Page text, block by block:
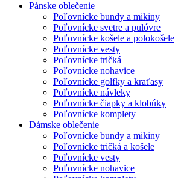
Pánske oblečenie
Poľovnícke bundy a mikiny
Poľovnícke svetre a pulóvre
Poľovnícke košele a polokošele
Poľovnícke vesty
Poľovnícke tričká
Poľovnícke nohavice
Poľovnícke golfky a kraťasy
Poľovnícke návleky
Poľovnícke čiapky a klobúky
Poľovnícke komplety
Dámske oblečenie
Poľovnícke bundy a mikiny
Poľovnícke tričká a košele
Poľovnícke vesty
Poľovnícke nohavice